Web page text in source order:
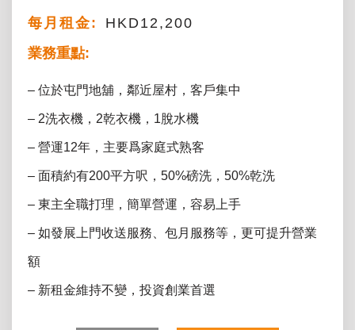
每月租金:
HKD12,200
業務重點:
– 位於屯門地舖，鄰近屋村，客戶集中
– 2洗衣機，2乾衣機，1脫水機
– 營運12年，主要爲家庭式熟客
– 面積約有200平方呎，50%磅洗，50%乾洗
– 東主全職打理，簡單營運，容易上手
– 如發展上門收送服務、包月服務等，更可提升營業
額
– 新租金維持不變，投資創業首選